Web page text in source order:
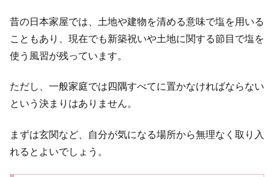
昔の日本家屋では、土地や建物を清める意味で塩を用いる
こともあり、現在でも新築祝いや土地に関する節目で塩を
使う風習が残っています。
ただし、一般家庭では四隅すべてに置かなければならない
という決まりはありません。
まずは玄関など、自分が気になる場所から無理なく取り入
れるとよいでしょう。